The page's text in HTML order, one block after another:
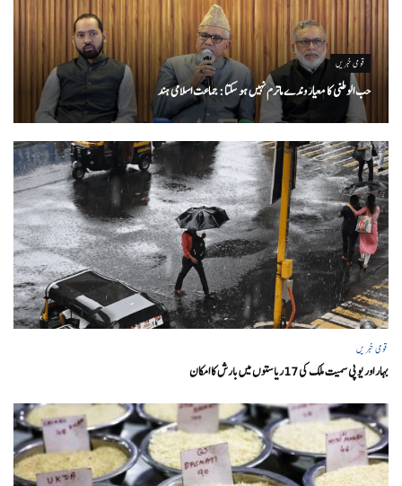
قومی خبریں
حب الوطنی کا معیار وندے ماترم نہیں ہو سکتا : جماعت اسلامی ہند
قومی خبریں
بہار اور یو پی سمیت ملک کی 17ریاستوں میں بارش کا امکان